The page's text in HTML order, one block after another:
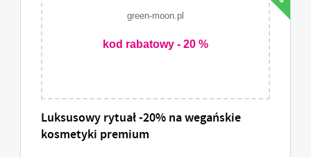
green-moon.pl
kod rabatowy - 20 %
Luksusowy rytuał -20% na wegańskie
kosmetyki premium